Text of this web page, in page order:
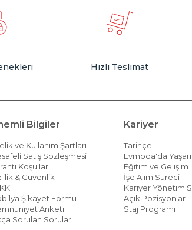
Hızlı Teslimat
Bilgiler
ve Kullanım Şartları
Satış Sözleşmesi
Koşulları
& Güvenlik
Şikayet Formu
Anketi
Sorulan Sorular
Kariyer
Tarihçe
Evmoda'da
Eğitim ve Gelişim
İşe Alım Süreci
Kariyer Yönetim
Açık Pozisyonlar
Staj Programı